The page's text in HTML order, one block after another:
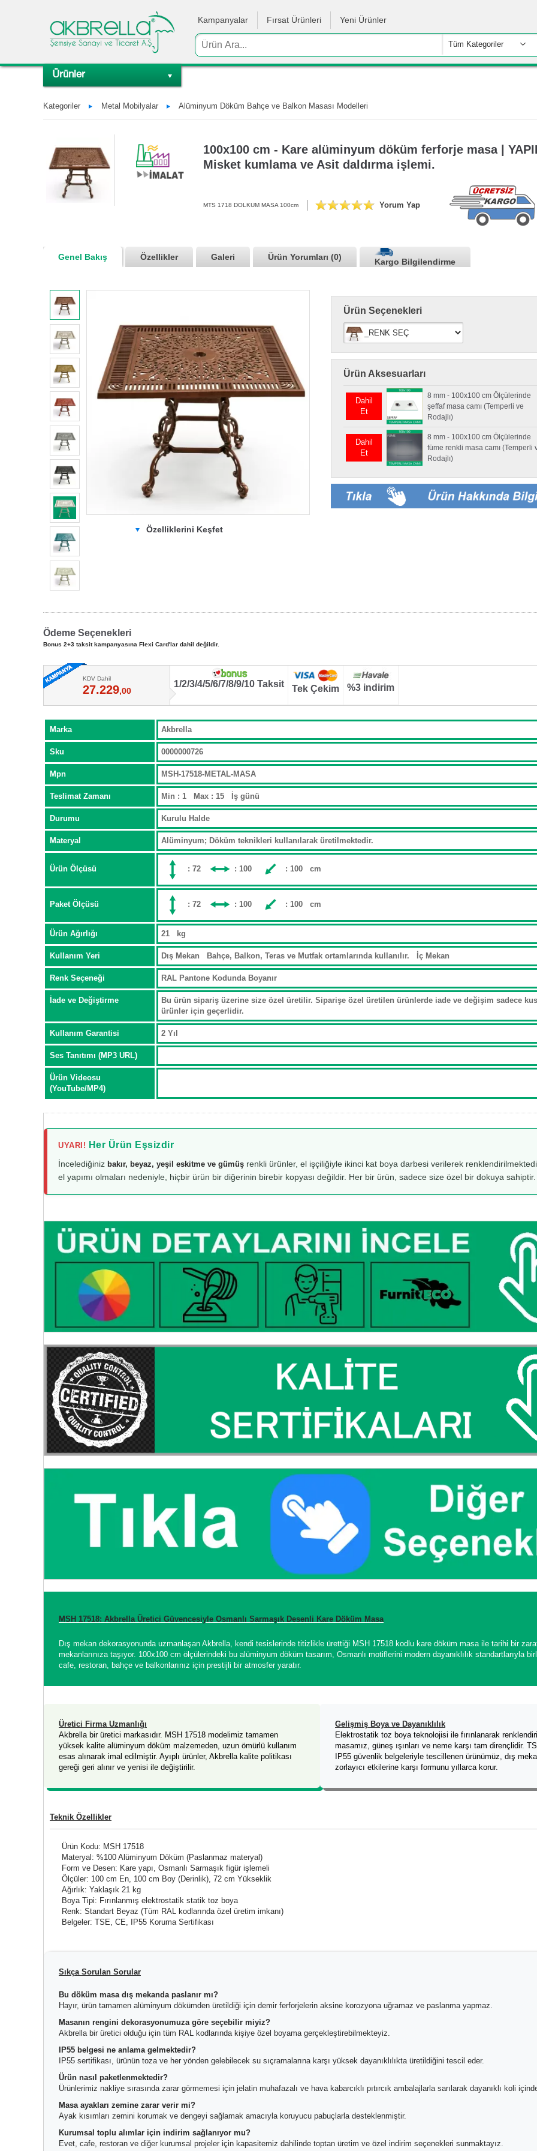
Kampanyalar Fırsat Ürünleri Yeni Ürünler
Tüm Kategoriler
Ürünler
Kategoriler Metal Mobilyalar Alüminyum Döküm Bahçe ve Balkon Masası Modelleri
100x100 cm - Kare alüminyum döküm ferforje masa |
Misket kumlama ve Asit daldırma işlemi.
MTS 1718 DOLKUM MASA 100cm Yorum Yap
Genel Bakış Özellikler Galeri Ürün Yorumları (0)
Kargo Bilgilendirme
Özelliklerini Keşfet
Ürün Seçenekleri
Ürün Aksesuarları
Dahil
Et
8 mm - 100x100 cm Ölçülerinde
şeffaf masa camı (Temperli ve
Rodajlı)
Dahil
Et
8 mm - 100x100 cm Ölçülerinde
füme renkli masa camı (Temperli
Rodajlı)
Ödeme Seçenekleri
Bonus 2+3 taksit kampanyasına Flexi Card'lar dahil değildir.
KDV Dahil
27.229,00
1/2/3/4/5/6/7/8/9/10 Taksit Tek Çekim %3 indirim
Marka Akbrella
Sku 0000000726
Mpn MSH-17518-METAL-MASA
Teslimat Zamanı Min : 1 Max : 15 İş günü
Durumu Kurulu Halde
Materyal Alüminyum; Döküm teknikleri kullanılarak üretilmektedir.
Ürün Ölçüsü : 72 : 100 : 100 cm
Paket Ölçüsü : 72 : 100 : 100 cm
Ürün Ağırlığı 21 kg
Kullanım Yeri Dış Mekan Bahçe, Balkon, Teras ve Mutfak ortamlarında kullanılır. İç Mekan
Renk Seçeneği RAL Pantone Kodunda Boyanır
İade ve Değiştirme
Bu ürün sipariş üzerine size özel üretilir. Siparişe özel üretilen ürünlerde iade ve değişim sadece
ürünler için geçerlidir.
Kullanım Garantisi 2 Yıl
Ses Tanıtımı (MP3 URL)
Ürün Videosu
(YouTube/MP4)
UYARI! Her Ürün Eşsizdir
İncelediğiniz bakır, beyaz, yeşil eskitme ve gümüş renkli ürünler, el işçiliğiyle ikinci kat boya darbesi verilerek
el yapımı olmaları nedeniyle, hiçbir ürün bir diğerinin birebir kopyası değildir. Her bir ürün, sadece size özel bir dokuya sahiptir.
MSH 17518: Akbrella Üretici Güvencesiyle Osmanlı Sarmaşık Desenli Kare Döküm Masa
Dış mekan dekorasyonunda uzmanlaşan Akbrella, kendi tesislerinde titizlikle ürettiği MSH 17518 kodlu kare döküm masa ile tarihi bir
mekanlarınıza taşıyor. 100x100 cm ölçülerindeki bu alüminyum döküm tasarım, Osmanlı motiflerini modern dayanıklılık standartlarıyla
cafe, restoran, bahçe ve balkonlarınız için prestijli bir atmosfer yaratır.
Üretici Firma Uzmanlığı
Akbrella bir üretici markasıdır. MSH 17518 modelimiz tamamen
yüksek kalite alüminyum döküm malzemeden, uzun ömürlü kullanım
esas alınarak imal edilmiştir. Ayıplı ürünler, Akbrella kalite politikası
gereği geri alınır ve yenisi ile değiştirilir.
Gelişmiş Boya ve Dayanıklılık
Elektrostatik toz boya teknolojisi ile fırınlanarak
masamız, güneş ışınları ve neme karşı tam dirençlidir.
IP55 güvenlik belgeleriyle tescillenen ürünümüz, dış
zorlayıcı etkilerine karşı formunu yıllarca korur.
Teknik Özellikler
Ürün Kodu: MSH 17518
Materyal: %100 Alüminyum Döküm (Paslanmaz materyal)
Form ve Desen: Kare yapı, Osmanlı Sarmaşık figür işlemeli
Ölçüler: 100 cm En, 100 cm Boy (Derinlik), 72 cm Yükseklik
Ağırlık: Yaklaşık 21 kg
Boya Tipi: Fırınlanmış elektrostatik statik toz boya
Renk: Standart Beyaz (Tüm RAL kodlarında özel üretim imkanı)
Belgeler: TSE, CE, IP55 Koruma Sertifikası
Sıkça Sorulan Sorular
Bu döküm masa dış mekanda paslanır mı?
Hayır, ürün tamamen alüminyum dökümden üretildiği için demir ferforjelerin aksine korozyona uğramaz ve paslanma yapmaz.
Masanın rengini dekorasyonumuza göre seçebilir miyiz?
Akbrella bir üretici olduğu için tüm RAL kodlarında kişiye özel boyama gerçekleştirebilmekteyiz.
IP55 belgesi ne anlama gelmektedir?
IP55 sertifikası, ürünün toza ve her yönden gelebilecek su sıçramalarına karşı yüksek dayanıklılıkta üretildiğini tescil eder.
Ürün nasıl paketlenmektedir?
Ürünlerimiz nakliye sırasında zarar görmemesi için jelatin muhafazalı ve hava kabarcıklı pıtırcık ambalajlarla sarılarak dayanıklı koli
Masa ayakları zemine zarar verir mi?
Ayak kısımları zemini korumak ve dengeyi sağlamak amacıyla koruyucu pabuçlarla desteklenmiştir.
Kurumsal toplu alımlar için indirim sağlanıyor mu?
Evet, cafe, restoran ve diğer kurumsal projeler için kapasitemiz dahilinde toptan üretim ve özel indirim seçenekleri sunmaktayız.